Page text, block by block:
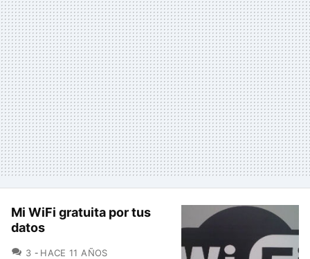
Mi WiFi gratuita por tus
datos
3 COMENTARIOS
HACE 11 AÑOS